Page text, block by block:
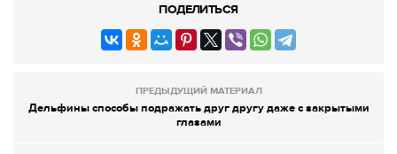
ПОДЕЛИТЬСЯ
ПРЕДЫДУЩИЙ МАТЕРИАЛ
Дельфины способы подражать друг другу даже с закрытыми
глазами